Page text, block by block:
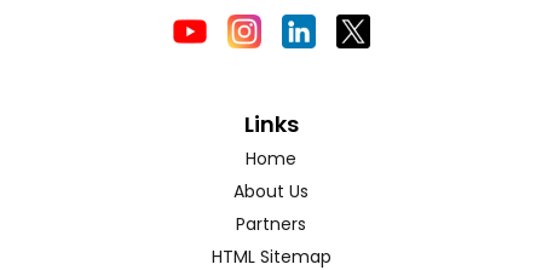
Links
Home
About Us
Partners
HTML Sitemap